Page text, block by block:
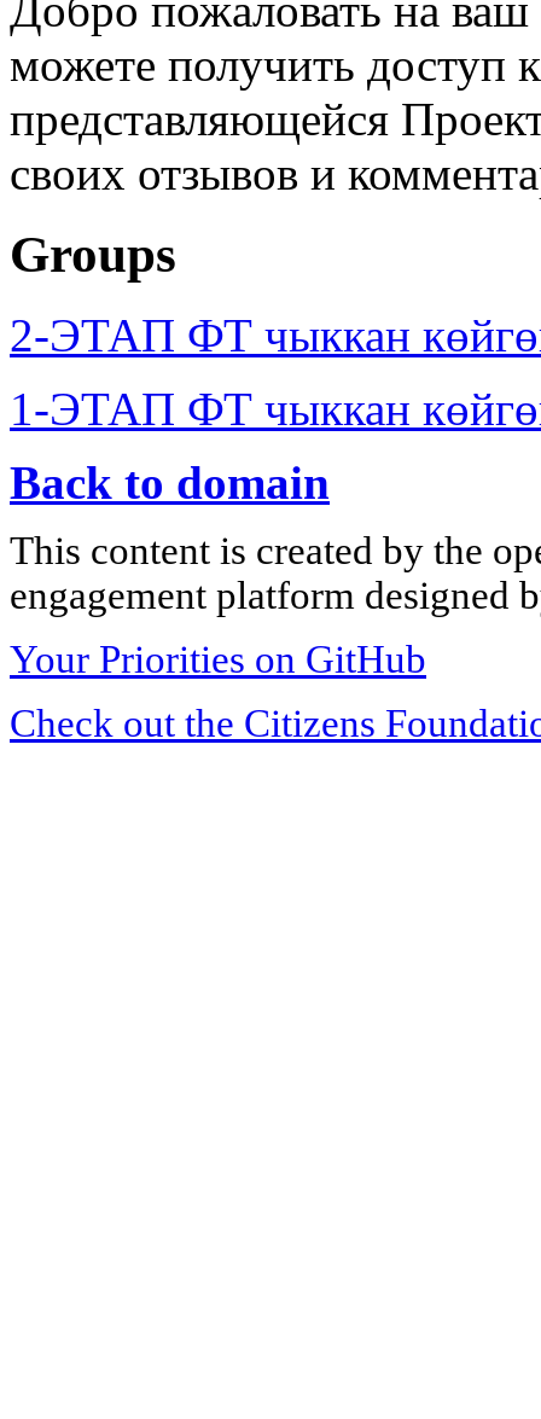
можете получить доступ
представляющейся
своих отзывов и
Groups
2-ЭТАП ФТ чыккан
1-ЭТАП ФТ чыккан
Back to domain
This content is created by the
engagement platform designed
Your Priorities on GitHub
Check out the Citizens